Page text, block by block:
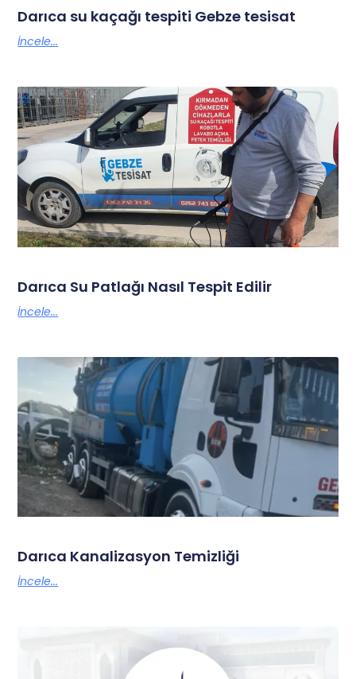
Darıca su kaçağı tespiti Gebze tesisat
İncele...
Darıca Su Patlağı Nasıl Tespit Edilir
İncele...
Darıca Kanalizasyon Temizliği
İncele...